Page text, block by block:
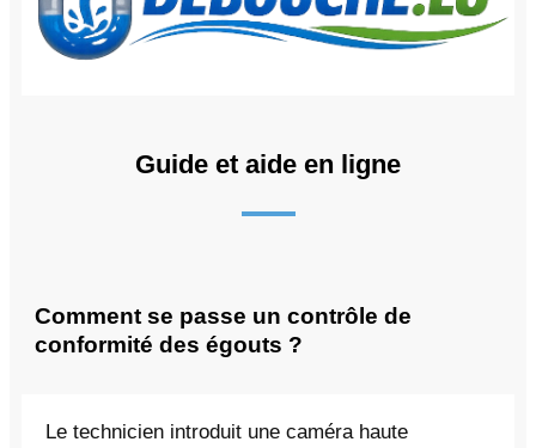
Guide et aide en ligne
Comment se passe un contrôle de
conformité des égouts ?
Le technicien introduit une caméra haute